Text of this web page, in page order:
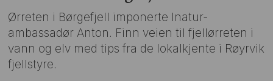
Ørreten i Børgefjell imponerte Inatur-
ambassadør Anton. Finn veien til fjellørreten i
vann og elv med tips fra de lokalkjente i Røyrvik
fjellstyre.